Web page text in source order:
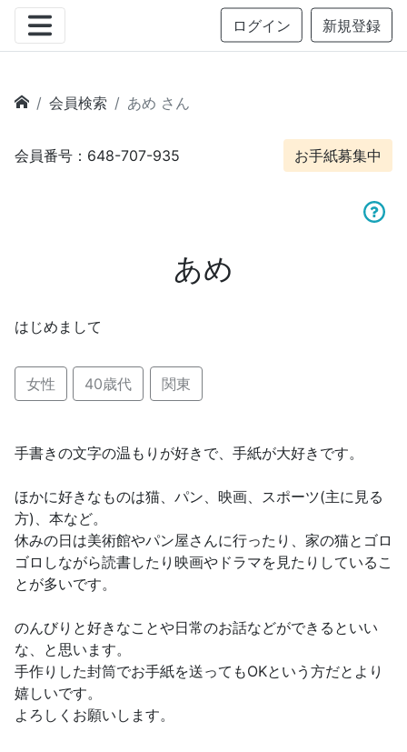
ログイン 新規登録
会員検索 あめ さん
会員番号：648-707-935 お手紙募集中
あめ
はじめまして
女性 40歳代 関東
手書きの文字の温もりが好きで、手紙が大好きです。
ほかに好きなものは猫、パン、映画、スポーツ(主に見る
方)、本など。
休みの日は美術館やパン屋さんに行ったり、家の猫とゴロ
ゴロしながら読書したり映画やドラマを見たりしているこ
とが多いです。
のんびりと好きなことや日常のお話などができるといい
な、と思います。
手作りした封筒でお手紙を送ってもOKという方だとより
嬉しいです。
よろしくお願いします。